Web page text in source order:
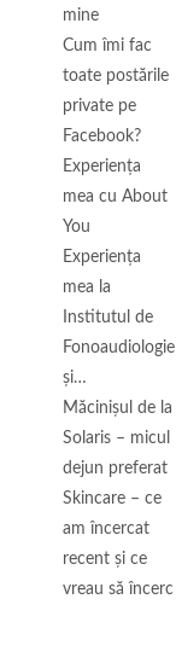
mine
Cum îmi fac
toate postările
private pe
Facebook?
Experiența
mea cu About
You
Experiența
mea la
Institutul de
Fonoaudiologie
și…
Măcinişul de la
Solaris – micul
dejun preferat
Skincare – ce
am încercat
recent și ce
vreau să încerc